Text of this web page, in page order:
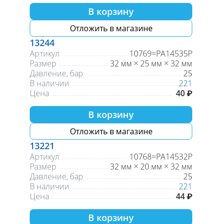
В корзину
Отложить в магазине
13244
Артикул
10769=РА14535Р
Размер
32 мм × 25 мм × 32 мм
Давление, бар
25
В наличии
221
Цена
40 ₽
В корзину
Отложить в магазине
13221
Артикул
10768=РА14532Р
Размер
32 мм × 20 мм × 32 мм
Давление, бар
25
В наличии
221
Цена
44 ₽
В корзину